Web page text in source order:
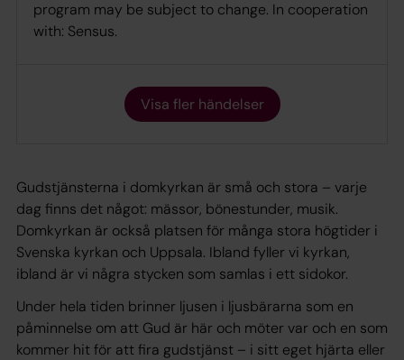
program may be subject to change. In cooperation
with: Sensus.
Visa fler händelser
Gudstjänsterna i domkyrkan är små och stora – varje
dag finns det något: mässor, bönestunder, musik.
Domkyrkan är också platsen för många stora högtider i
Svenska kyrkan och Uppsala. Ibland fyller vi kyrkan,
ibland är vi några stycken som samlas i ett sidokor.
Under hela tiden brinner ljusen i ljusbärarna som en
påminnelse om att Gud är här och möter var och en som
kommer hit för att fira gudstjänst – i sitt eget hjärta eller